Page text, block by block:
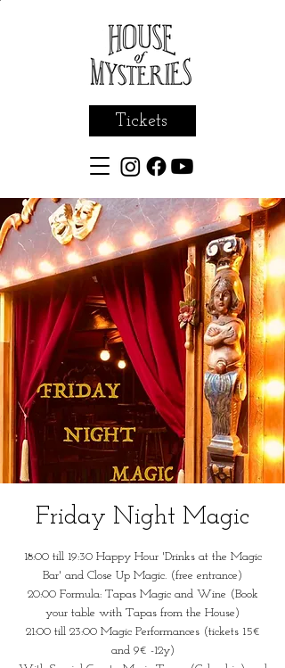
Tickets
Friday Night Magic
18:00 till 19:30 Happy Hour 'Drinks at the Magic
Bar' and Close Up Magic. (free entrance)
20:00 Formula: Tapas Magic and Wine (Book
your table with Tapas from the House)
21:00 till 23:00 Magic Performances (tickets 15€
and 9€ -12y)